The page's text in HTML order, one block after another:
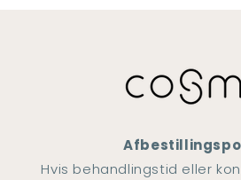
Hvis behandlingstid eller